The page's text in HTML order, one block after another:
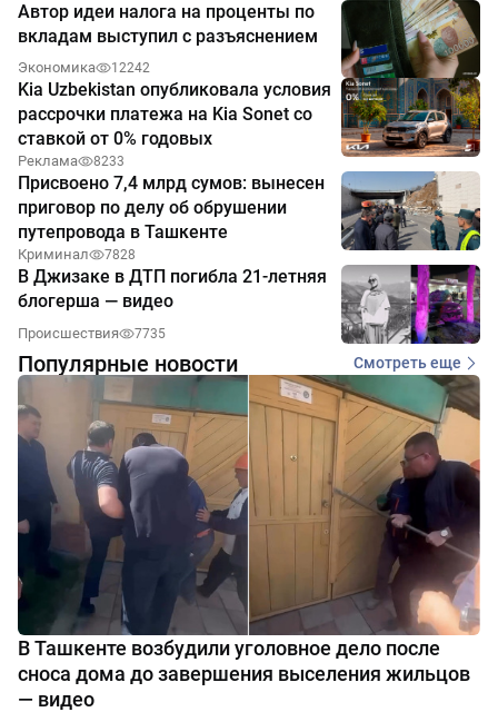
Автор идеи налога на проценты по
вкладам выступил с разъяснением
Экономика 12242
Kia Uzbekistan опубликовала условия
рассрочки платежа на Kia Sonet со
ставкой от 0% годовых
Реклама 8233
Присвоено 7,4 млрд сумов: вынесен
приговор по делу об обрушении
путепровода в Ташкенте
Криминал 7828
В Джизаке в ДТП погибла 21-летняя
блогерша — видео
Происшествия 7735
Популярные новости Смотреть еще
В Ташкенте возбудили уголовное дело после
сноса дома до завершения выселения жильцов
— видео